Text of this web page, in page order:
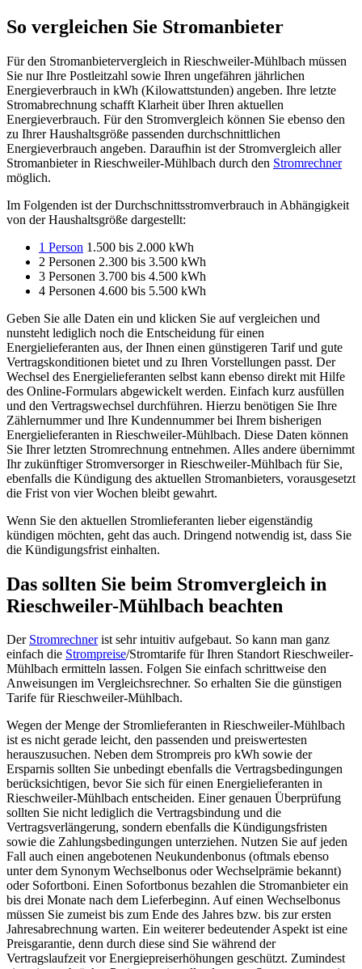
So vergleichen Sie Stromanbieter
Für den Stromanbietervergleich in Rieschweiler-Mühlbach müssen
Sie nur Ihre Postleitzahl sowie Ihren ungefähren jährlichen
Energieverbrauch in kWh (Kilowattstunden) angeben. Ihre letzte
Stromabrechnung schafft Klarheit über Ihren aktuellen
Energieverbrauch. Für den Stromvergleich können Sie ebenso den
zu Ihrer Haushaltsgröße passenden durchschnittlichen
Energieverbrauch angeben. Daraufhin ist der Stromvergleich aller
Stromanbieter in Rieschweiler-Mühlbach durch den Stromrechner
möglich.
Im Folgenden ist der Durchschnittsstromverbrauch in Abhängigkeit
von der Haushaltsgröße dargestellt:
1 Person 1.500 bis 2.000 kWh
2 Personen 2.300 bis 3.500 kWh
3 Personen 3.700 bis 4.500 kWh
4 Personen 4.600 bis 5.500 kWh
Geben Sie alle Daten ein und klicken Sie auf vergleichen und
nunsteht lediglich noch die Entscheidung für einen
Energielieferanten aus, der Ihnen einen günstigeren Tarif und gute
Vertragskonditionen bietet und zu Ihren Vorstellungen passt. Der
Wechsel des Energielieferanten selbst kann ebenso direkt mit Hilfe
des Online-Formulars abgewickelt werden. Einfach kurz ausfüllen
und den Vertragswechsel durchführen. Hierzu benötigen Sie Ihre
Zählernummer und Ihre Kundennummer bei Ihrem bisherigen
Energielieferanten in Rieschweiler-Mühlbach. Diese Daten können
Sie Ihrer letzten Stromrechnung entnehmen. Alles andere übernimmt
Ihr zukünftiger Stromversorger in Rieschweiler-Mühlbach für Sie,
ebenfalls die Kündigung des aktuellen Stromanbieters, vorausgesetzt
die Frist von vier Wochen bleibt gewahrt.
Wenn Sie den aktuellen Stromlieferanten lieber eigenständig
kündigen möchten, geht das auch. Dringend notwendig ist, dass Sie
die Kündigungsfrist einhalten.
Das sollten Sie beim Stromvergleich in
Rieschweiler-Mühlbach beachten
Der Stromrechnerist sehr intuitiv aufgebaut. So kann man ganz
einfach die Strompreise/Stromtarife für Ihren Standort Rieschweiler-
Mühlbach ermitteln lassen. Folgen Sie einfach schrittweise den
Anweisungen im Vergleichsrechner. So erhalten Sie die günstigen
Tarife für Rieschweiler-Mühlbach.
Wegen der Menge der Stromlieferanten in Rieschweiler-Mühlbach
ist es nicht gerade leicht, den passenden und preiswertesten
herauszusuchen. Neben dem Strompreis pro kWh sowie der
Ersparnis sollten Sie unbedingt ebenfalls die Vertragsbedingungen
berücksichtigen, bevor Sie sich für einen Energielieferanten in
Rieschweiler-Mühlbach entscheiden. Einer genauen Überprüfung
sollten Sie nicht lediglich die Vertragsbindung und die
Vertragsverlängerung, sondern ebenfalls die Kündigungsfristen
sowie die Zahlungsbedingungen unterziehen. Nutzen Sie auf jeden
Fall auch einen angebotenen Neukundenbonus (oftmals ebenso
unter dem Synonym Wechselbonus oder Wechselprämie bekannt)
oder Sofortboni. Einen Sofortbonus bezahlen die Stromanbieter ein
bis drei Monate nach dem Lieferbeginn. Auf einen Wechselbonus
müssen Sie zumeist bis zum Ende des Jahres bzw. bis zur ersten
Jahresabrechnung warten. Ein weiterer bedeutender Aspekt ist eine
Preisgarantie, denn durch diese sind Sie während der
Vertragslaufzeit vor Energiepreiserhöhungen geschützt. Zumindest